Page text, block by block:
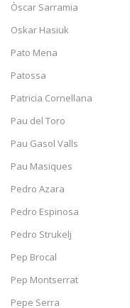
Òscar Sarramia
Oskar Hasiuk
Pato Mena
Patossa
Patricia Cornellana
Pau del Toro
Pau Gasol Valls
Pau Masiques
Pedro Azara
Pedro Espinosa
Pedro Strukelj
Pep Brocal
Pep Montserrat
Pepe Serra